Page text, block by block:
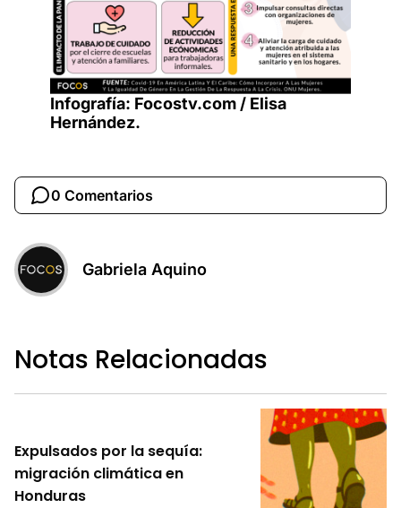
Infografía: Focostv.com / Elisa
Hernández.
0 Comentarios
Gabriela Aquino
Notas Relacionadas
Expulsados por la sequía:
migración climática en
Honduras